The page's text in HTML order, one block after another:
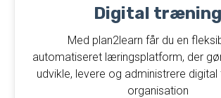
Digital træning​
Med plan2learn får du en
automatiseret læringsplatform, der
udvikle, levere og administrere
organisation